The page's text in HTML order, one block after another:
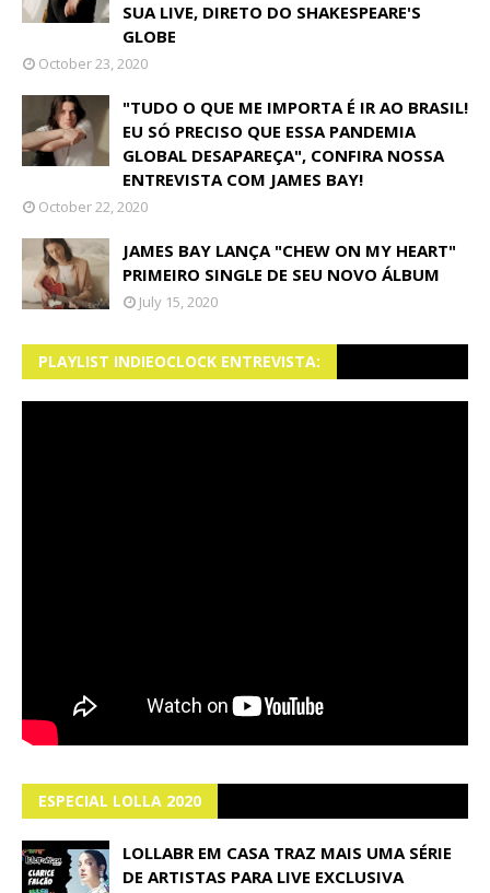
SUA LIVE, DIRETO DO SHAKESPEARE'S
GLOBE
October 23, 2020
"TUDO O QUE ME IMPORTA É IR AO BRASIL!
EU SÓ PRECISO QUE ESSA PANDEMIA
GLOBAL DESAPAREÇA", CONFIRA NOSSA
ENTREVISTA COM JAMES BAY!
October 22, 2020
JAMES BAY LANÇA "CHEW ON MY HEART"
PRIMEIRO SINGLE DE SEU NOVO ÁLBUM
July 15, 2020
PLAYLIST INDIEOCLOCK ENTREVISTA:
ESPECIAL LOLLA 2020
LOLLABR EM CASA TRAZ MAIS UMA SÉRIE
DE ARTISTAS PARA LIVE EXCLUSIVA